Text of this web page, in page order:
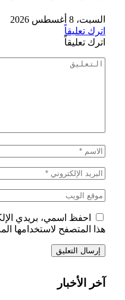
السبت، 8 أغسطس 2026
اترك تعليقاً
اترك تعليقاً
احفظ اسمي، بريدي
هذا المتصفح لاستخدامها
آخر الأخبار